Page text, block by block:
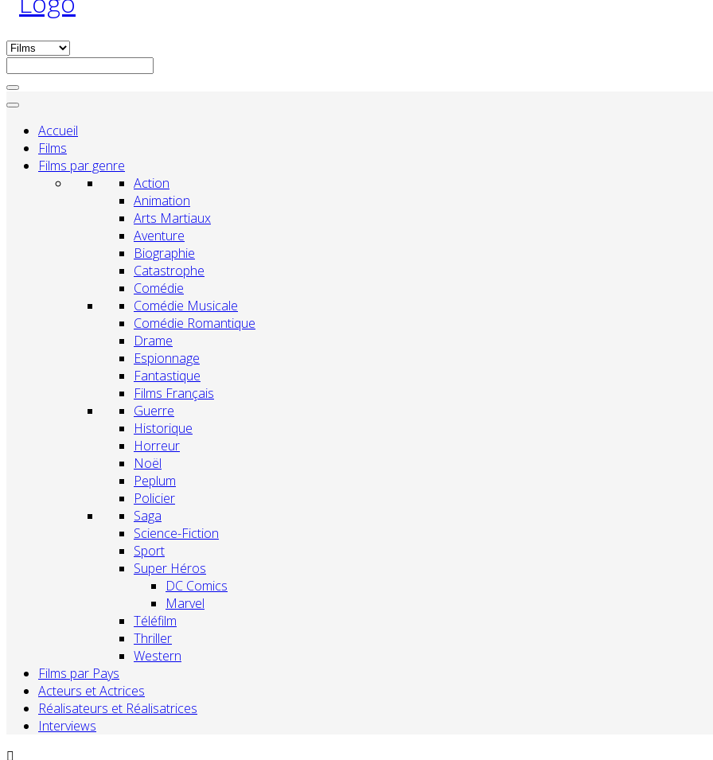
Accueil
Films
Films par genre
Action
Animation
Arts Martiaux
Aventure
Biographie
Catastrophe
Comédie
Comédie Musicale
Comédie Romantique
Drame
Espionnage
Fantastique
Films Français
Guerre
Historique
Horreur
Noël
Peplum
Policier
Saga
Science-Fiction
Sport
Super Héros
DC Comics
Marvel
Téléfilm
Thriller
Western
Films par Pays
Acteurs et Actrices
Réalisateurs et Réalisatrices
Interviews